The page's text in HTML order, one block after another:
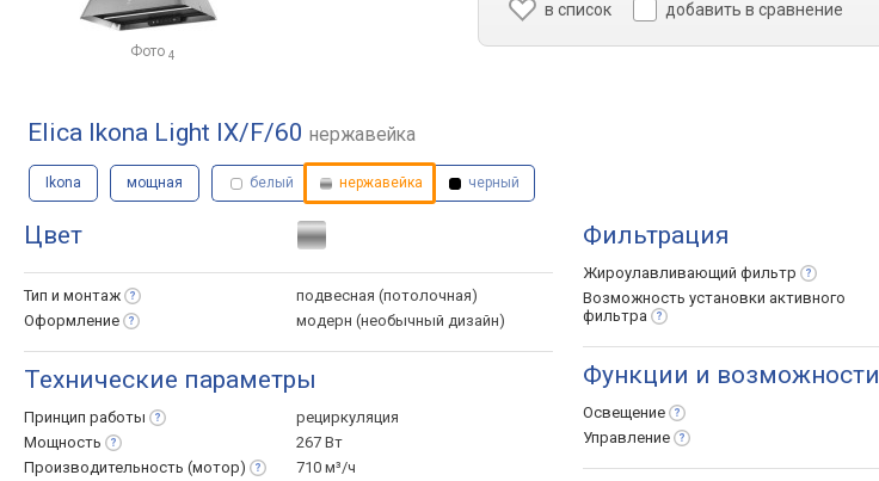
Фото 4
в список
добавить в сравнение
Elica Ikona Light IX/F/60 нержавейка
Ikona мощная белый нержавейка черный
Цвет
Тип и монтаж
подвесная (потолочная)
Оформление
модерн (необычный дизайн)
Технические параметры
Принцип работы
рециркуляция
Мощность
267 Вт
Производительность (мотор)
710 м³/ч
Фильтрация
Жироулавливающий фильтр
Возможность установки активного
фильтра
Функции и возможности
Освещение
Управление